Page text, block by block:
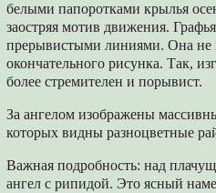
белыми папоротками крылья
заостряя мотив движения.
прерывистыми линиями. Она не
окончательного рисунка. Так,
более стремителен и порывист.
За ангелом изображены
которых видны разноцветные
Важная подробность: над
ангел с рипидой. Это ясный